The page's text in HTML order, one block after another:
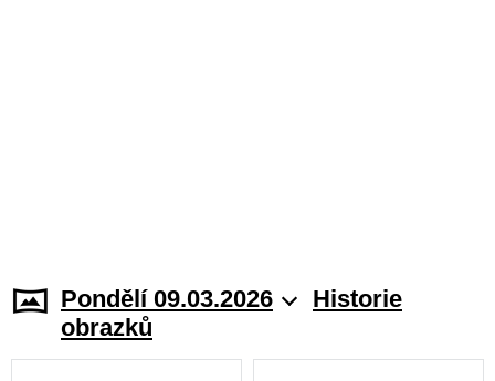
Pondělí 09.03.2026
Historie
obrazků